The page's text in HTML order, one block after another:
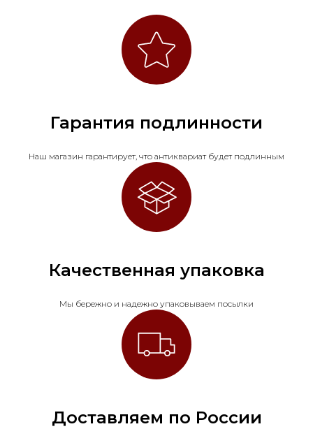
Гарантия подлинности
Наш магазин гарантирует, что антиквариат будет подлинным
Качественная упаковка
Мы бережно и надежно упаковываем посылки
Доставляем по России